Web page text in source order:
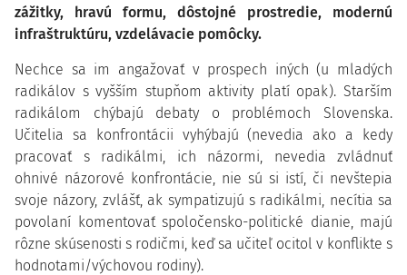
zážitky, hravú formu, dôstojné prostredie, modernú
infraštruktúru, vzdelávacie pomôcky.
Nechce sa im angažovať v prospech iných (u mladých
radikálov s vyšším stupňom aktivity platí opak). Starším
radikálom chýbajú debaty o problémoch Slovenska.
Učitelia sa konfrontácii vyhýbajú (nevedia ako a kedy
pracovať s radikálmi, ich názormi, nevedia zvládnuť
ohnivé názorové konfrontácie, nie sú si istí, či nevštepia
svoje názory, zvlášť, ak sympatizujú s radikálmi, necítia sa
povolaní komentovať spoločensko-politické dianie, majú
rôzne skúsenosti s rodičmi, keď sa učiteľ ocitol v konflikte s
hodnotami/výchovou rodiny).